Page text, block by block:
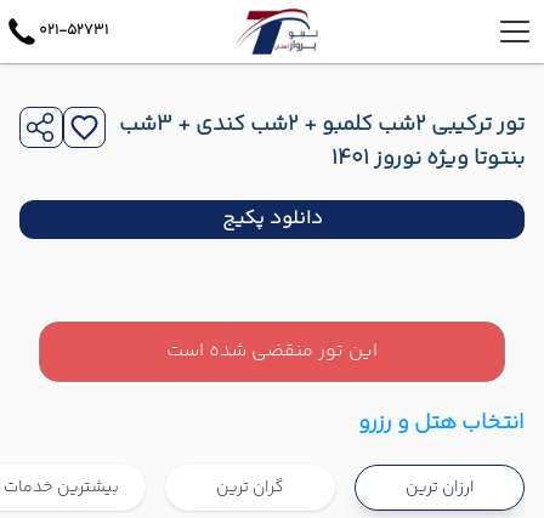
021-52731
تور ترکیبی 2شب کلمبو + 2شب کندی + 3شب
بنتوتا ویژه نوروز 1401
دانلود پکیج
این تور منقضی شده است
انتخاب هتل و رزرو
ارزان ترین گران ترین بیشترین خدمات